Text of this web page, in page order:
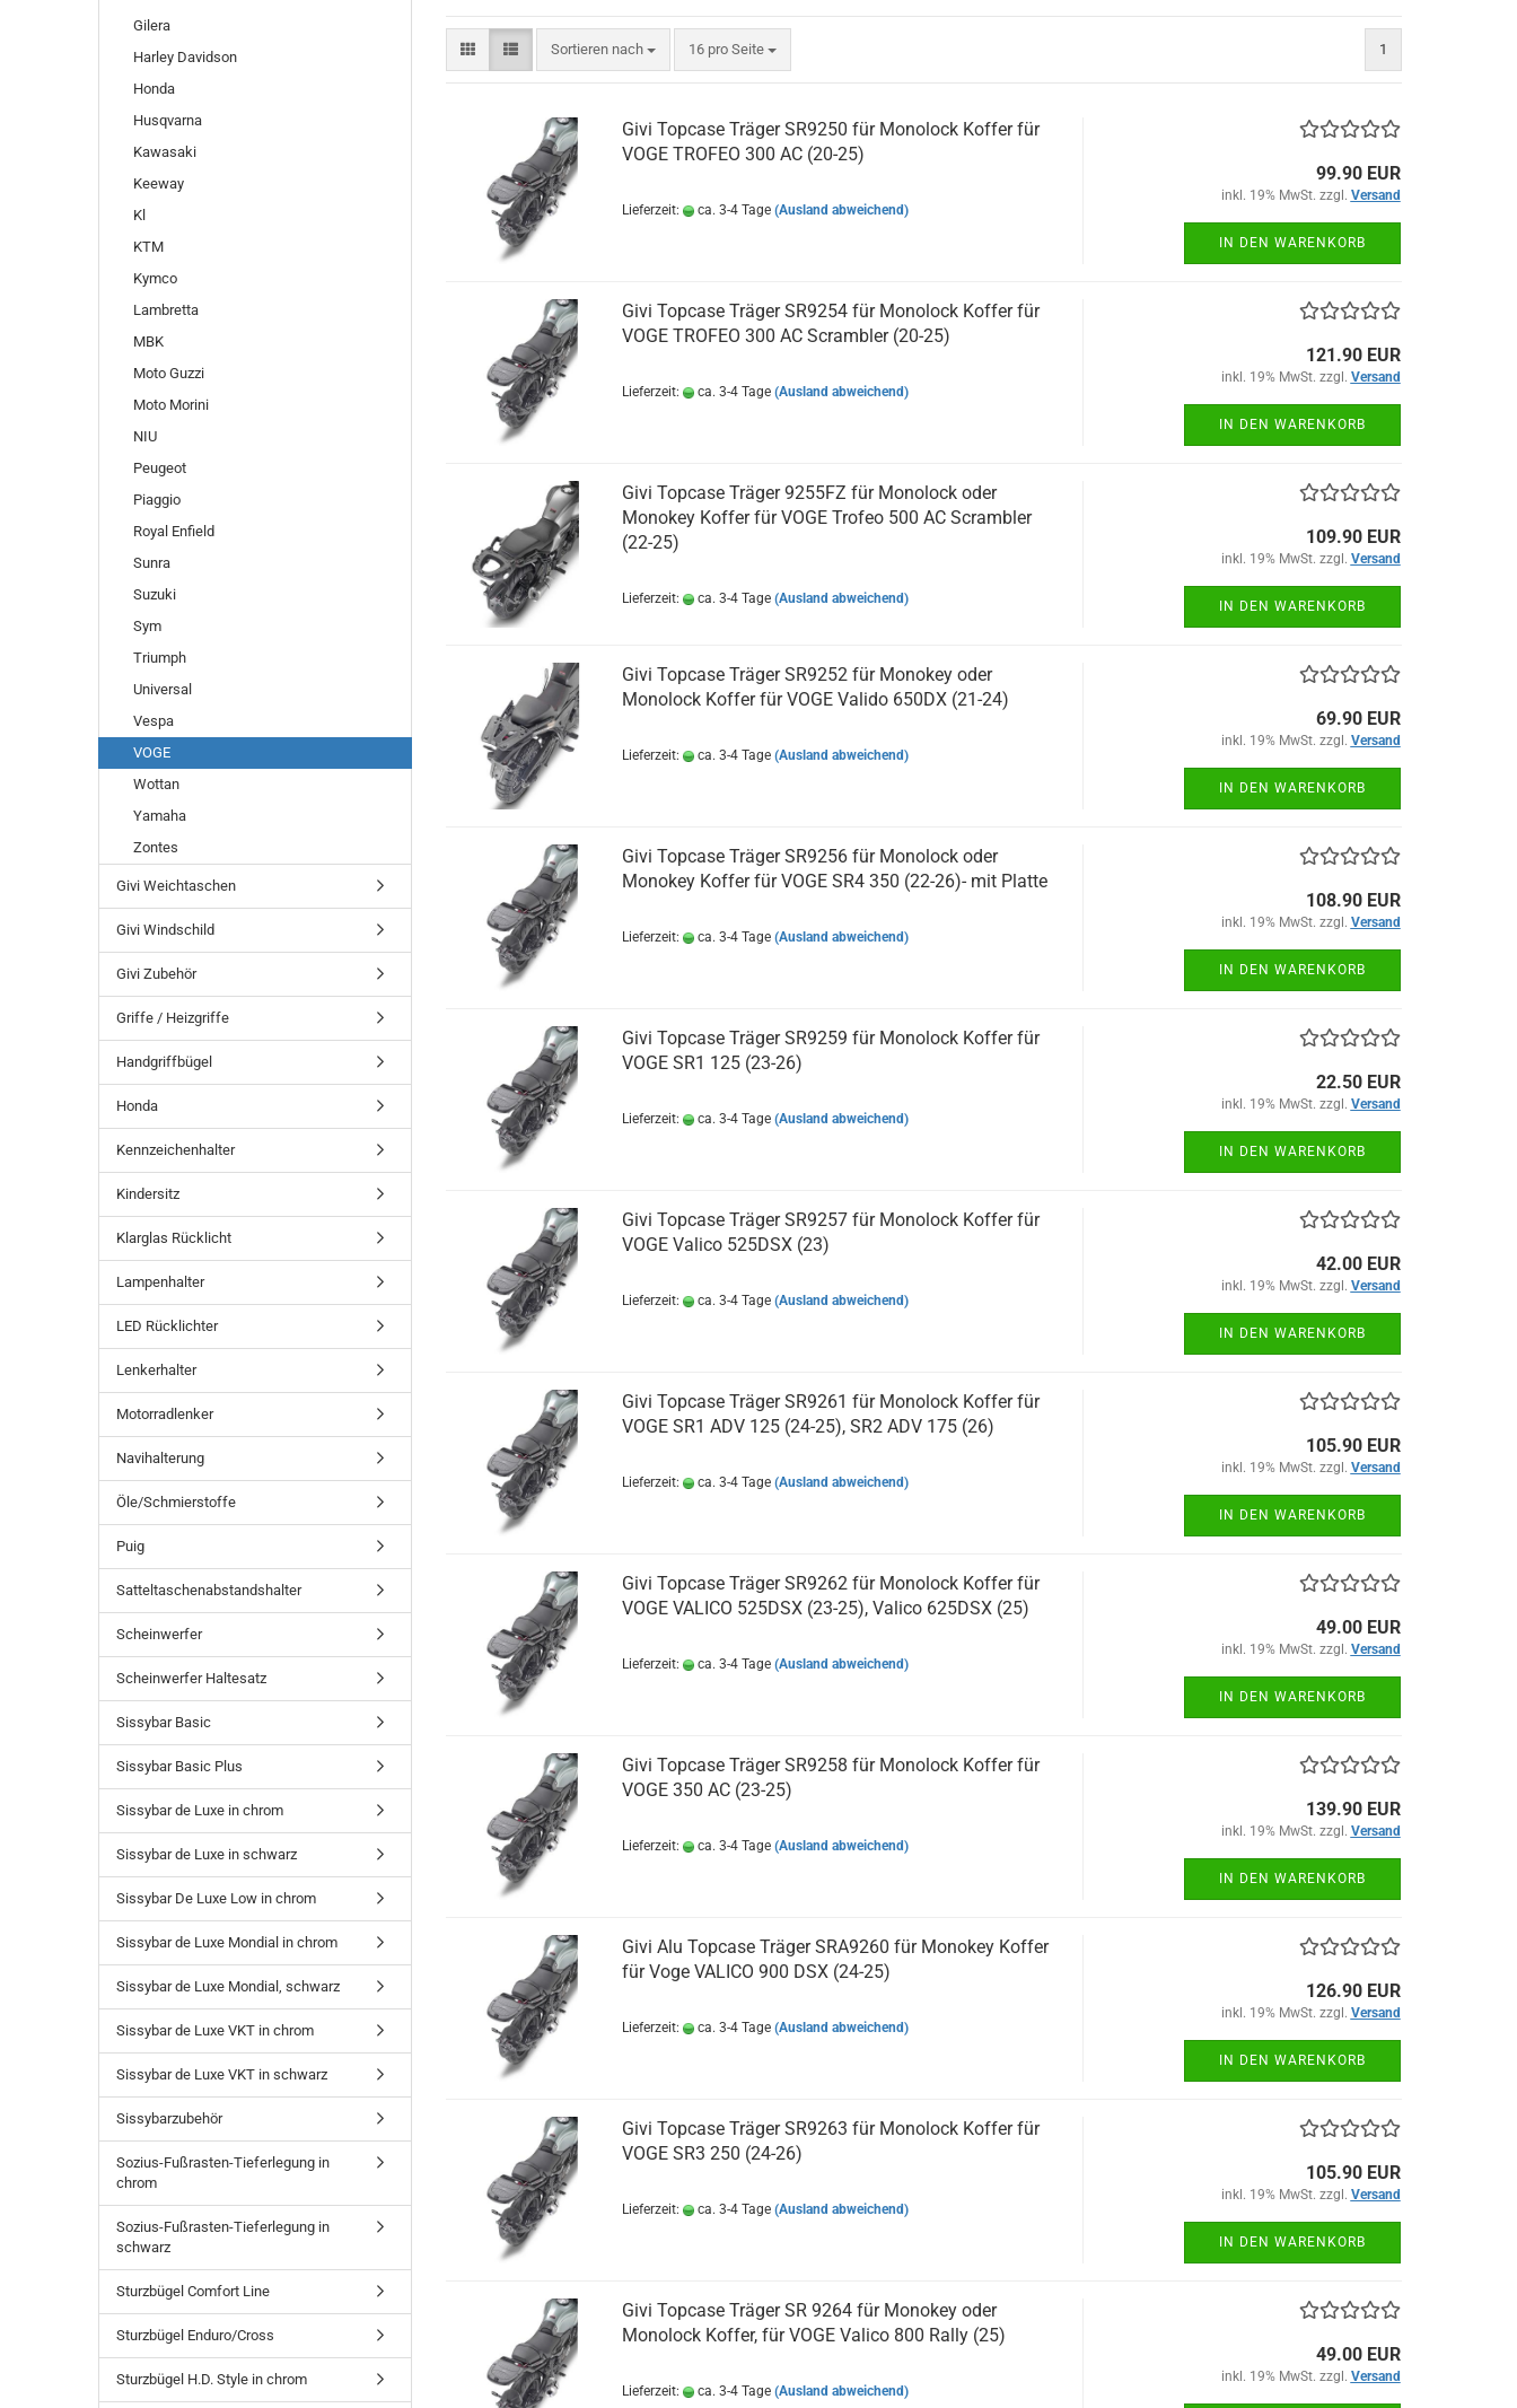
Sortieren nach
Sortieren nach 16 pro Seite
pro Seite 1
Givi Topcase Träger SR9250 für Monolock Koffer für
VOGE TROFEO 300 AC (20-25)
Lieferzeit: ca. 3-4 Tage (Ausland abweichend)
99.90 EUR
inkl. 19% MwSt. zzgl. Versand
IN DEN WARENKORB
Givi Topcase Träger SR9254 für Monolock Koffer für
VOGE TROFEO 300 AC Scrambler (20-25)
Lieferzeit: ca. 3-4 Tage (Ausland abweichend)
121.90 EUR
inkl. 19% MwSt. zzgl. Versand
IN DEN WARENKORB
Givi Topcase Träger 9255FZ für Monolock oder
Monokey Koffer für VOGE Trofeo 500 AC Scrambler
(22-25)
Lieferzeit: ca. 3-4 Tage (Ausland abweichend)
109.90 EUR
inkl. 19% MwSt. zzgl. Versand
IN DEN WARENKORB
Givi Topcase Träger SR9252 für Monokey oder
Monolock Koffer für VOGE Valido 650DX (21-24)
Lieferzeit: ca. 3-4 Tage (Ausland abweichend)
69.90 EUR
inkl. 19% MwSt. zzgl. Versand
IN DEN WARENKORB
Givi Topcase Träger SR9256 für Monolock oder
Monokey Koffer für VOGE SR4 350 (22-26)- mit Platte
Lieferzeit: ca. 3-4 Tage (Ausland abweichend)
108.90 EUR
inkl. 19% MwSt. zzgl. Versand
IN DEN WARENKORB
Givi Topcase Träger SR9259 für Monolock Koffer für
VOGE SR1 125 (23-26)
Lieferzeit: ca. 3-4 Tage (Ausland abweichend)
22.50 EUR
inkl. 19% MwSt. zzgl. Versand
IN DEN WARENKORB
Givi Topcase Träger SR9257 für Monolock Koffer für
VOGE Valico 525DSX (23)
Lieferzeit: ca. 3-4 Tage (Ausland abweichend)
42.00 EUR
inkl. 19% MwSt. zzgl. Versand
IN DEN WARENKORB
Givi Topcase Träger SR9261 für Monolock Koffer für
VOGE SR1 ADV 125 (24-25), SR2 ADV 175 (26)
Lieferzeit: ca. 3-4 Tage (Ausland abweichend)
105.90 EUR
inkl. 19% MwSt. zzgl. Versand
IN DEN WARENKORB
Givi Topcase Träger SR9262 für Monolock Koffer für
VOGE VALICO 525DSX (23-25), Valico 625DSX (25)
Lieferzeit: ca. 3-4 Tage (Ausland abweichend)
49.00 EUR
inkl. 19% MwSt. zzgl. Versand
IN DEN WARENKORB
Givi Topcase Träger SR9258 für Monolock Koffer für
VOGE 350 AC (23-25)
Lieferzeit: ca. 3-4 Tage (Ausland abweichend)
139.90 EUR
inkl. 19% MwSt. zzgl. Versand
IN DEN WARENKORB
Givi Alu Topcase Träger SRA9260 für Monokey Koffer
für Voge VALICO 900 DSX (24-25)
Lieferzeit: ca. 3-4 Tage (Ausland abweichend)
126.90 EUR
inkl. 19% MwSt. zzgl. Versand
IN DEN WARENKORB
Givi Topcase Träger SR9263 für Monolock Koffer für
VOGE SR3 250 (24-26)
Lieferzeit: ca. 3-4 Tage (Ausland abweichend)
105.90 EUR
inkl. 19% MwSt. zzgl. Versand
IN DEN WARENKORB
Givi Topcase Träger SR 9264 für Monokey oder
Monolock Koffer, für VOGE Valico 800 Rally (25)
Lieferzeit: ca. 3-4 Tage (Ausland abweichend)
49.00 EUR
inkl. 19% MwSt. zzgl. Versand
Gilera
Harley Davidson
Honda
Husqvarna
Kawasaki
Keeway
Kl
KTM
Kymco
Lambretta
MBK
Moto Guzzi
Moto Morini
NIU
Peugeot
Piaggio
Royal Enfield
Sunra
Suzuki
Sym
Triumph
Universal
Vespa
VOGE
Wottan
Yamaha
Zontes
Givi Weichtaschen
Givi Windschild
Givi Zubehör
Griffe / Heizgriffe
Handgriffbügel
Honda
Kennzeichenhalter
Kindersitz
Klarglas Rücklicht
Lampenhalter
LED Rücklichter
Lenkerhalter
Motorradlenker
Navihalterung
Öle/Schmierstoffe
Puig
Satteltaschenabstandshalter
Scheinwerfer
Scheinwerfer Haltesatz
Sissybar Basic
Sissybar Basic Plus
Sissybar de Luxe in chrom
Sissybar de Luxe in schwarz
Sissybar De Luxe Low in chrom
Sissybar de Luxe Mondial in chrom
Sissybar de Luxe Mondial, schwarz
Sissybar de Luxe VKT in chrom
Sissybar de Luxe VKT in schwarz
Sissybarzubehör
Sozius-Fußrasten-Tieferlegung in
chrom
Sozius-Fußrasten-Tieferlegung in
schwarz
Sturzbügel Comfort Line
Sturzbügel Enduro/Cross
Sturzbügel H.D. Style in chrom